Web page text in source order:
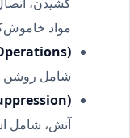
مواد
شامل روشن
آتش، شامل